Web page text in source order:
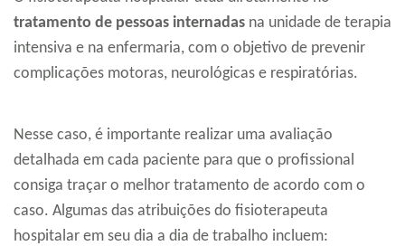
tratamento de pessoas internadas na unidade de terapia
intensiva e na enfermaria, com o objetivo de prevenir
complicações motoras, neurológicas e respiratórias.
Nesse caso, é importante realizar uma avaliação
detalhada em cada paciente para que o profissional
consiga traçar o melhor tratamento de acordo com o
caso. Algumas das atribuições do fisioterapeuta
hospitalar em seu dia a dia de trabalho incluem: